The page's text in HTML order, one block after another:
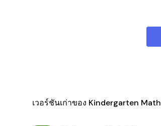
เวอร์ชันเก่าของ Kindergarten Math